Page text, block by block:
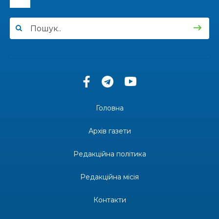
12:00
11:34
Частина ВПО більше не отримає житловий
Бахмутська молодь досліджує Полтаву
Солдат Ігор Ігорович Кравець, позивний
держава досі провалює
Майстер-клас «Троянди» для юних бахмутян
Головна
Архів газети
Редакційна політика
Редакційна місія
Контакти